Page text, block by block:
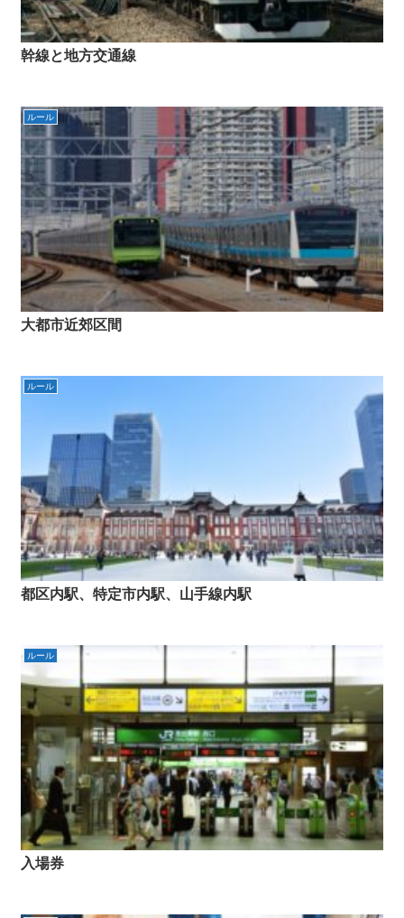
幹線と地方交通線
ルール
大都市近郊区間
ルール
都区内駅、特定市内駅、山手線内駅
ルール
入場券